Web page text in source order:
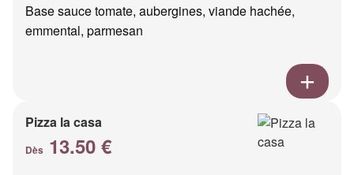
Base sauce tomate, aubergines, viande hachée,
emmental, parmesan
Pizza la casa
Dès 13.50 €